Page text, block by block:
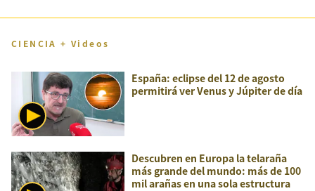
CIENCIA + Videos
España: eclipse del 12 de agosto
permitirá ver Venus y Júpiter de día
Descubren en Europa la telaraña
más grande del mundo: más de 100
mil arañas en una sola estructura